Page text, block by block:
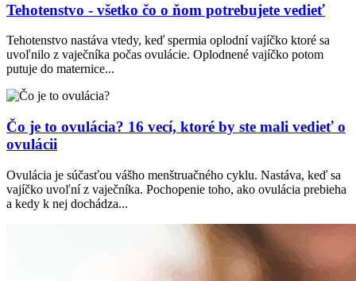
Tehotenstvo - všetko čo o ňom potrebujete vedieť
Tehotenstvo nastáva vtedy, keď spermia oplodní vajíčko ktoré sa
uvoľnilo z vaječníka počas ovulácie. Oplodnené vajíčko potom
putuje do maternice...
Čo je to ovulácia? 16 vecí, ktoré by ste mali vedieť o
ovulácii
Ovulácia je súčasťou vášho menštruačného cyklu. Nastáva, keď sa
vajíčko uvoľní z vaječníka. Pochopenie toho, ako ovulácia prebieha
a kedy k nej dochádza...